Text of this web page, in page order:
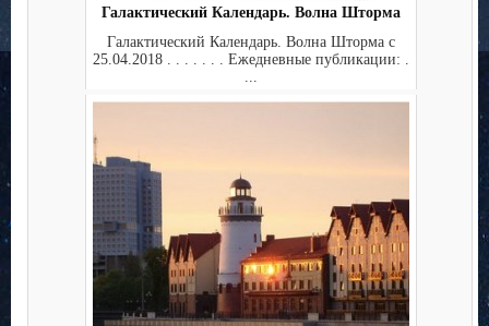
Галактический Календарь. Волна Шторма
Галактический Календарь. Волна Шторма с
25.04.2018 . . . . . . . Ежедневные публикации: .